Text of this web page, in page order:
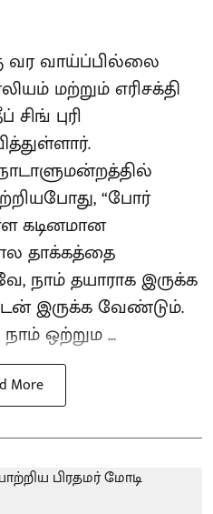
வர வாய்ப்பில்லை
மற்றும் எரிசக்தி
புரி
“போர்
கடினமான
தாக்கத்தை
நாம் தயாராக இருக்க
இருக்க வேண்டும்.
ஒற்றும ...
More